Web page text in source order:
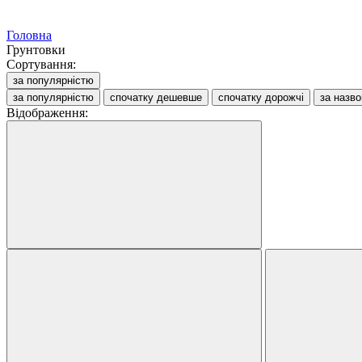
Головна
Грунтовки
Сортування:
за популярністю
за популярністю
спочатку дешевше спочатку дорожчі за
Відображення: